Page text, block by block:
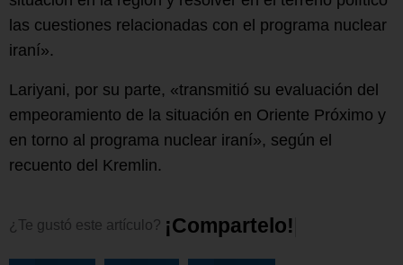
las cuestiones relacionadas con el programa nuclear
iraní».
Lariyani, por su parte, «transmitió su evaluación del
empeoramiento de la situación en Oriente Próximo y
en torno al programa nuclear iraní», según el
recuento del Kremlin.
¿Te gustó este artículo? ¡Compartelo!